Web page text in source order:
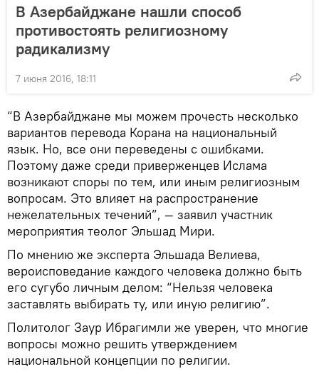
В Азербайджане нашли способ
противостоять религиозному
радикализму
7 июня 2016, 18:11
“В Азербайджане мы можем прочесть несколько
вариантов перевода Корана на национальный
язык. Но, все они переведены с ошибками.
Поэтому даже среди приверженцев Ислама
возникают споры по тем, или иным религиозным
вопросам. Это влияет на распространение
нежелательных течений”, — заявил участник
мероприятия теолог Эльшад Мири.
По мнению же эксперта Эльшада Велиева,
вероисповедание каждого человека должно быть
его сугубо личным делом: “Нельзя человека
заставлять выбирать ту, или иную религию”.
Политолог Заур Ибрагимли же уверен, что многие
вопросы можно решить утверждением
национальной концепции по религии.